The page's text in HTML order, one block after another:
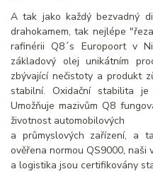
A tak jako každý bezvadný
drahokamem, tak nejlépe
rafinérii Q8´s Europoort v
základový olej unikátním
zbývající nečistoty a produkt
stabilní. Oxidační stabilita je
Umožňuje mazivům Q8
životnost automobilových
a průmyslových zařízení, a
ověřena normou QS9000, naši
a logistika jsou certifikovány